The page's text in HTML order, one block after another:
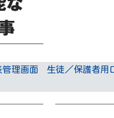
管理画面 生徒／保護者用